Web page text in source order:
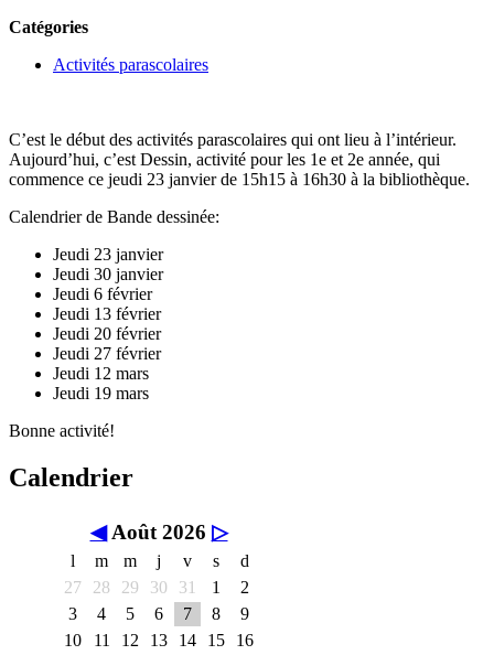
Catégories
Activités parascolaires
C’est le début des activités parascolaires qui ont lieu à l’intérieur.
Aujourd’hui, c’est Dessin, activité pour les 1e et 2e année, qui
commence ce jeudi 23 janvier de 15h15 à 16h30 à la bibliothèque.
Calendrier de Bande dessinée:
Jeudi 23 janvier
Jeudi 30 janvier
Jeudi 6 février
Jeudi 13 février
Jeudi 20 février
Jeudi 27 février
Jeudi 12 mars
Jeudi 19 mars
Bonne activité!
Calendrier
◀ Août 2026 ▷
l m m j v s
d
27
28 29 30 31 1
2
3
4 5 6 7 8
9
10
11 12 13 14 15
16